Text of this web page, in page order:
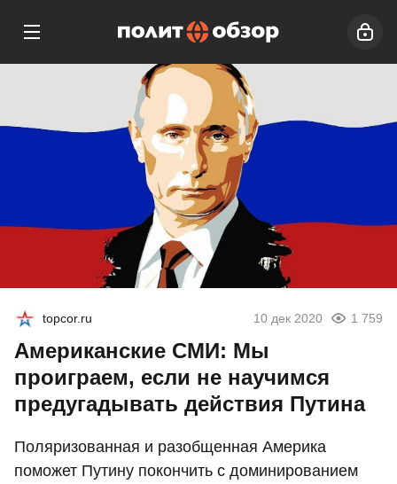
topcor.ru 10 дек 2020 1 759
Американские СМИ: Мы
проиграем, если не научимся
предугадывать действия Путина
Поляризованная и разобщенная Америка
поможет Путину покончить с доминированием